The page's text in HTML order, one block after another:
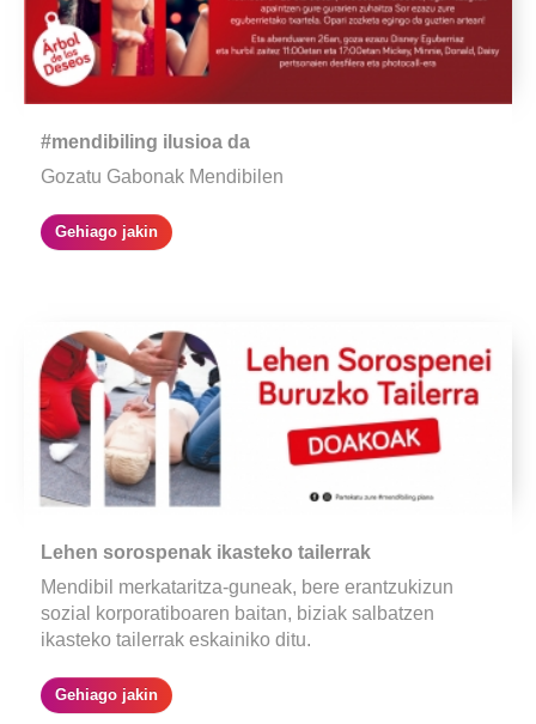
#mendibiling ilusioa da
Gozatu Gabonak Mendibilen
Gehiago jakin
Lehen sorospenak ikasteko tailerrak
Mendibil merkataritza-guneak, bere erantzukizun
sozial korporatiboaren baitan, biziak salbatzen
ikasteko tailerrak eskainiko ditu.
Gehiago jakin